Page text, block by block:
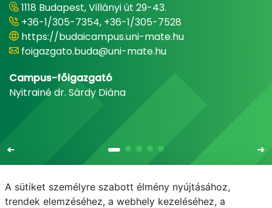
1118 Budapest, Villányi út 29-43.
+36-1/305-7354, +36-1/305-7528
https://budaicampus.uni-mate.hu
foigazgato.buda@uni-mate.hu
Campus-főigazgató
Nyitrainé dr. Sárdy Diána
A sütiket személyre szabott élmény nyújtásához,
trendek elemzéséhez, a webhely kezeléséhez, a